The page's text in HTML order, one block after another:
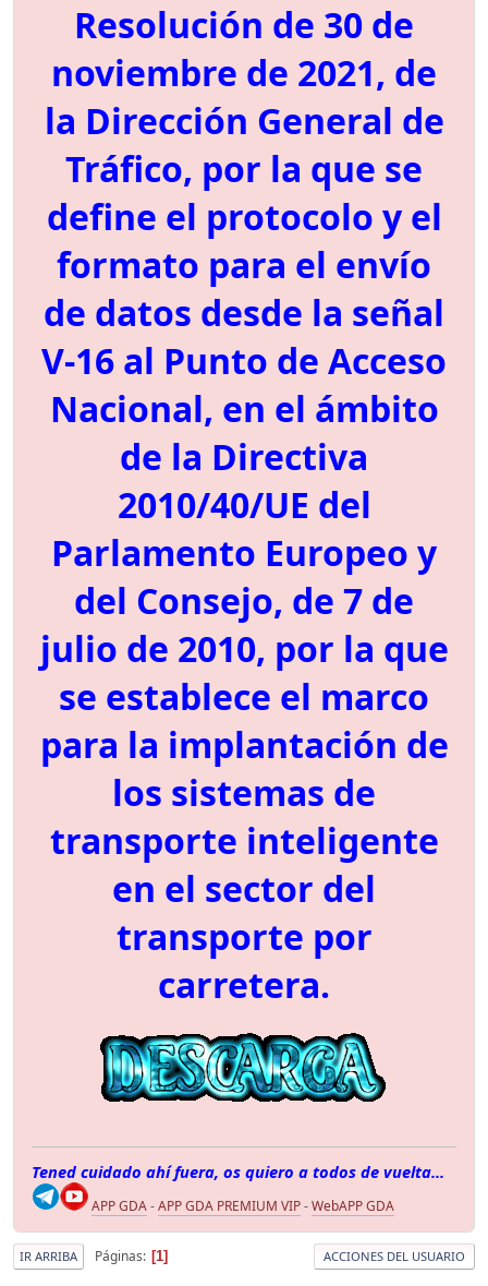
Resolución de 30 de
noviembre de 2021, de
la Dirección General de
Tráfico, por la que se
define el protocolo y el
formato para el envío
de datos desde la señal
V-16 al Punto de Acceso
Nacional, en el ámbito
de la Directiva
2010/40/UE del
Parlamento Europeo y
del Consejo, de 7 de
julio de 2010, por la que
se establece el marco
para la implantación de
los sistemas de
transporte inteligente
en el sector del
transporte por
carretera.
Tened cuidado ahí fuera, os quiero a todos de vuelta...
APP GDA-APP GDA PREMIUM VIP-WebAPP GDA
IR ARRIBA Páginas 1 ACCIONES DEL USUARIO